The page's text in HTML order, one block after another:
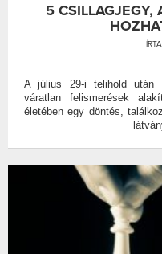
5 CSILLAGJEGY,
A július 29-i telihold után
váratlan felismerések
életében egy döntés,